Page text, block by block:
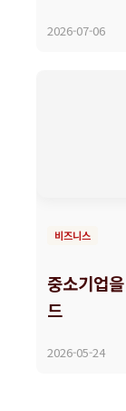
2026-07-06
비즈니스
중소기업
드
2026-05-24